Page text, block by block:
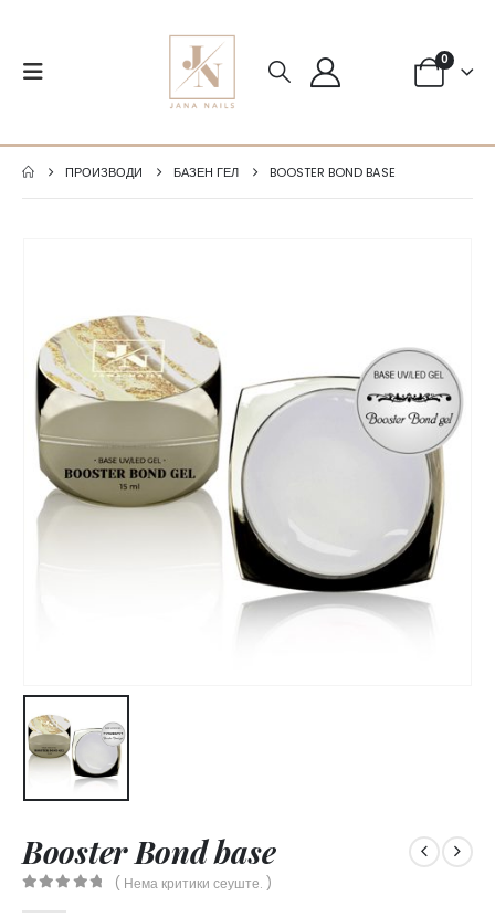
0
ПРОИЗВОДИ БАЗЕН ГЕЛ BOOSTER BOND BASE
Booster Bond base
( Нема критики сеуште. )